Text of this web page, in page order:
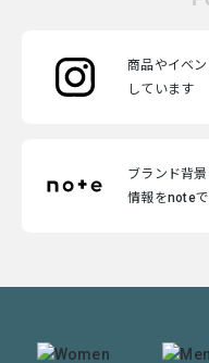
商品やイベ
しています
ブランド背
情報をnote